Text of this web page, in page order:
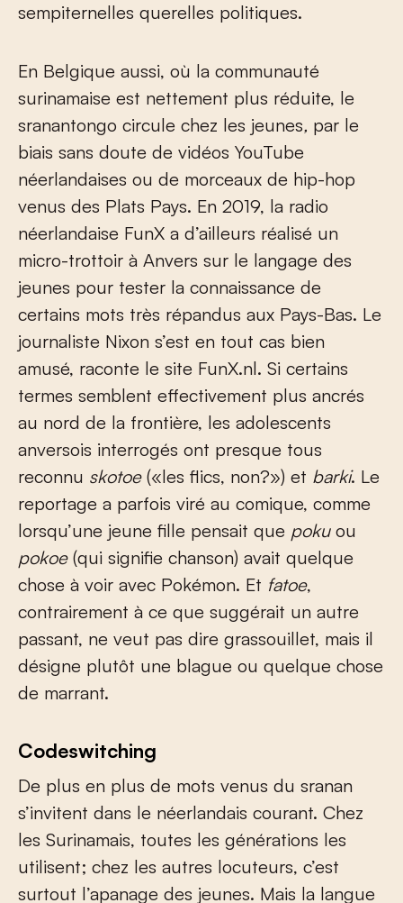
sempiternelles querelles politiques.
En Belgique aussi, où la communauté
surinamaise est nettement plus réduite, le
sranantongo circule chez les jeunes, par le
biais sans doute de vidéos YouTube
néerlandaises ou de morceaux de hip-hop
venus des Plats Pays. En 2019, la radio
néerlandaise FunX a d’ailleurs réalisé un
micro-trottoir à Anvers sur le langage des
jeunes pour tester la connaissance de
certains mots très répandus aux Pays-Bas. Le
journaliste Nixon s’est en tout cas bien
amusé, raconte le site FunX.nl. Si certains
termes semblent effectivement plus ancrés
au nord de la frontière, les adolescents
anversois interrogés ont presque tous
reconnu skotoe(«les flics, non?») et barki. Le
reportage a parfois viré au comique, comme
lorsqu’une jeune fille pensait que pokuou
pokoe(qui signifie chanson) avait quelque
chose à voir avec Pokémon. Et fatoe,
contrairement à ce que suggérait un autre
passant, ne veut pas dire grassouillet, mais il
désigne plutôt une blague ou quelque chose
de marrant.
Codeswitching
De plus en plus de mots venus du sranan
s’invitent dans le néerlandais courant. Chez
les Surinamais, toutes les générations les
utilisent; chez les autres locuteurs, c’est
surtout l’apanage des jeunes. Mais la langue